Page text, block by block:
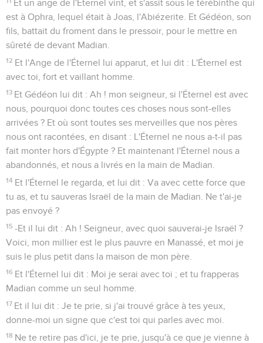
Et un ange de l'Éternel vint, et s'assit sous le térébinthe qui
est à Ophra, lequel était à Joas, l'Abiézerite. Et Gédéon, son
fils, battait du froment dans le pressoir, pour le mettre en
sûreté de devant Madian.
12 Et l'Ange de l'Éternel lui apparut, et lui dit : L'Éternel est
avec toi, fort et vaillant homme.
13 Et Gédéon lui dit : Ah ! mon seigneur, si l'Éternel est avec
nous, pourquoi donc toutes ces choses nous sont-elles
arrivées ? Et où sont toutes ses merveilles que nos pères
nous ont racontées, en disant : L'Éternel ne nous a-t-il pas
fait monter hors d'Égypte ? Et maintenant l'Éternel nous a
abandonnés, et nous a livrés en la main de Madian.
14 Et l'Éternel le regarda, et lui dit : Va avec cette force que
tu as, et tu sauveras Israël de la main de Madian. Ne t'ai-je
pas envoyé ?
15 -Et il lui dit : Ah ! Seigneur, avec quoi sauverai-je Israël ?
Voici, mon millier est le plus pauvre en Manassé, et moi je
suis le plus petit dans la maison de mon père.
16 Et l'Éternel lui dit : Moi je serai avec toi ; et tu frapperas
Madian comme un seul homme.
17 Et il lui dit : Je te prie, si j'ai trouvé grâce à tes yeux,
donne-moi un signe que c'est toi qui parles avec moi.
18 Ne te retire pas d'ici, je te prie, jusqu'à ce que je vienne à